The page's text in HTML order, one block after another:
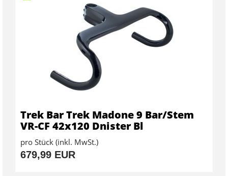
Trek Bar Trek Madone 9 Bar/Stem
VR-CF 42x120 Dnister Bl
pro Stück (inkl. MwSt.)
679,99 EUR